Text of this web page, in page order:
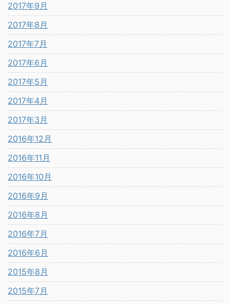
2017年9月
2017年8月
2017年7月
2017年6月
2017年5月
2017年4月
2017年3月
2016年12月
2016年11月
2016年10月
2016年9月
2016年8月
2016年7月
2016年6月
2015年8月
2015年7月